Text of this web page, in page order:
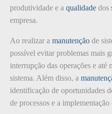
produtividade e a qualidade dos
empresa.
Ao realizar a manutenção de
possível evitar problemas mais
interrupção das operações e
sistema. Além disso, a
identificação de oportunidades
de processos e a